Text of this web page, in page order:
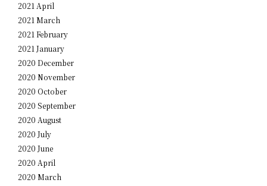
2021 April
2021 March
2021 February
2021 January
2020 December
2020 November
2020 October
2020 September
2020 August
2020 July
2020 June
2020 April
2020 March